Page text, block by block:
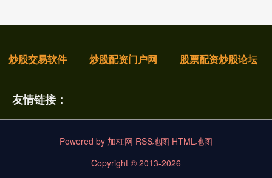
炒股交易软件 炒股配资门户网 股票配资炒股论坛
友情链接：
Powered by 加杠网 RSS地图 HTML地图
Copyright © 2013-2026